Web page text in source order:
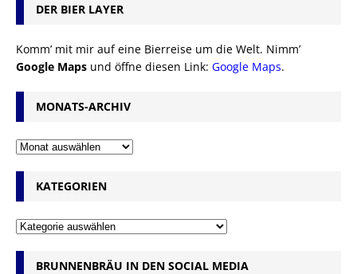
DER BIER LAYER
Komm’ mit mir auf eine Bierreise um die Welt. Nimm’
Google Maps und öffne diesen Link: Google Maps.
MONATS-ARCHIV
KATEGORIEN
BRUNNENBRÄU IN DEN SOCIAL MEDIA